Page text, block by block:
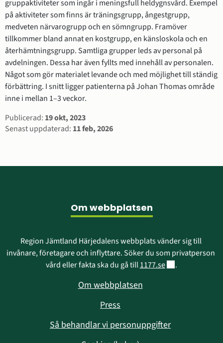
gruppaktiviteter som ingår i meningsfull heldygnsvård. Exempel
på aktiviteter som finns är träningsgrupp, ångestgrupp,
medveten närvarogrupp och en sömngrupp. Framöver
tillkommer bland annat en kostgrupp, en känsloskola och en
återhämtningsgrupp. Samtliga grupper leds av personal på
avdelningen. Dessa har även fyllts med innehåll av personalen.
Något som gör materialet levande och med möjlighet till ständig
förbättring. I snitt ligger patienterna på Johan Thomas område
inne i mellan 1–3 veckor.
Sidinformation
Publicerad: 19 okt, 2023
Senast uppdaterad: 11 feb, 2026
Om webbplatsen
Region Jämtland Härjedalens webbplats vänder sig till
invånare, företagare och inflyttare. Söker du som privatperson
vård eller fakta ska du gå till 1177.seLänk till annan
.
Om webbplatsen
Press
Så behandlar vi personuppgifter